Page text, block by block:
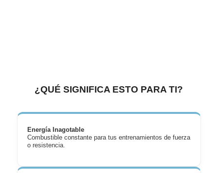
¿QUÉ SIGNIFICA ESTO PARA TI?
Energía Inagotable
Combustible constante para tus entrenamientos de fuerza
o resistencia.